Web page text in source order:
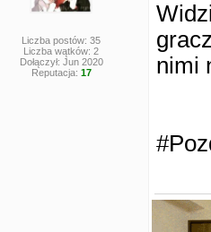
Liczba postów: 35
Liczba wątków: 2
Dołączył: Jun 2020
Reputacja: 17
nimi